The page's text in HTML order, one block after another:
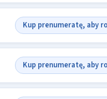
Kup prenumeratę, aby
Kup prenumeratę, aby